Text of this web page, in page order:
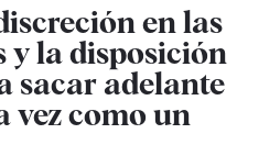
en las
y la disposición
sacar adelante
vez como un